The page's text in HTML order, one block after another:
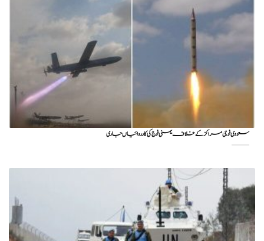
سعودی فوجی مراکز کے خلاف یمنی فوج کی کارروائیاں جاری